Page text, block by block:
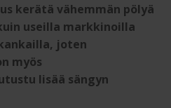
kerätä vähemmän pölyä
useilla markkinoilla
joten
myös
lisää sängyn